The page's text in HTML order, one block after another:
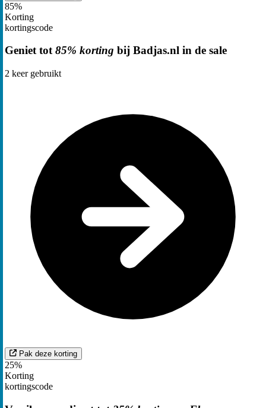
85%
Korting
kortingscode
Geniet tot85% korting bij Badjas.nl in de sale
2 keer gebruikt
Pak deze korting
25%
Korting
kortingscode